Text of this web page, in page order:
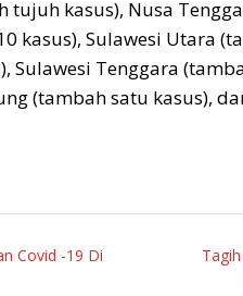
tujuh kasus), Nusa
kasus), Sulawesi Utara
Sulawesi Tenggara
(tambah satu kasus),
Covid -19 Di